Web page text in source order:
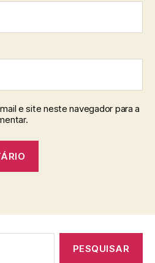
e site neste navegador para a